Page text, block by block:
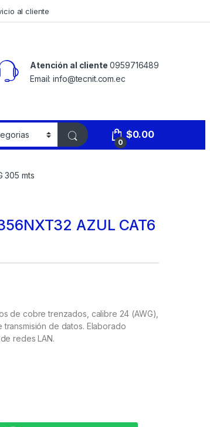
al cliente
Atención al cliente 0959716489
Email: info@tecnit.com.ec
0
$0.00
305 mts
AZUL CAT6
de cobre trenzados, calibre 24 (AWG),
de datos. Elaborado
redes LAN.